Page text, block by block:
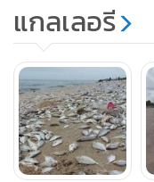
ตากแดดให้เป็นปลาแห้
กินเพราะไม่ทราบว่ามีอั
ขณะที่ ร.ต.โสภณ คล่อ
สาเหตุที่ทำให้มีปลาตา
ปรากฏการณ์ทางธรรม
ทั้งยังมีกลิ่นแรงมาก
แกลเลอรี